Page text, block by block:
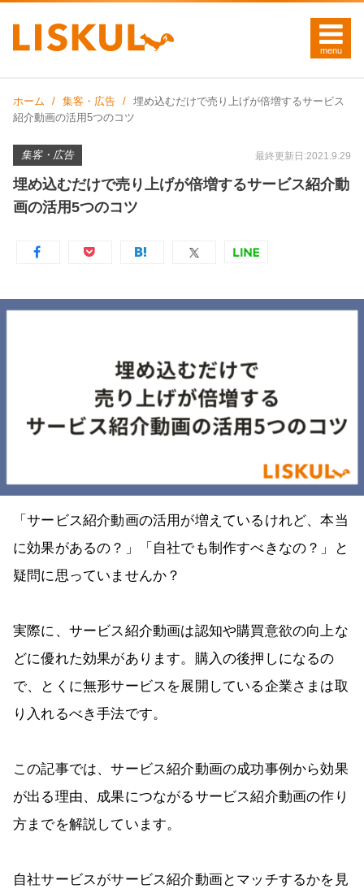
ホーム 集客・広告
埋め込むだけで売り上げが倍増するサービス
紹介動画の活用5つのコツ
集客・広告 最終更新日:2021.9.29
埋め込むだけで売り上げが倍増するサービス紹介動
画の活用5つのコツ
「サービス紹介動画の活用が増えているけれど、本当
に効果があるの？」「自社でも制作すべきなの？」と
疑問に思っていませんか？
実際に、サービス紹介動画は認知や購買意欲の向上な
どに優れた効果があります。購入の後押しになるの
で、とくに無形サービスを展開している企業さまは取
り入れるべき手法です。
この記事では、サービス紹介動画の成功事例から効果
が出る理由、成果につながるサービス紹介動画の作り
方までを解説しています。
自社サービスがサービス紹介動画とマッチするかを見